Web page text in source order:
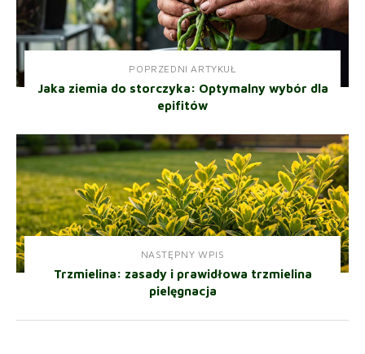
POPRZEDNI ARTYKUŁ
Jaka ziemia do storczyka: Optymalny wybór dla
epifitów
NASTĘPNY WPIS
Trzmielina: zasady i prawidłowa trzmielina
pielęgnacja